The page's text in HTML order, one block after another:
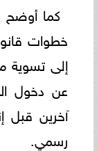
كما أوضح
خطوات
إلى تسوية
عن دخول
آخرين قبل
رسمي.